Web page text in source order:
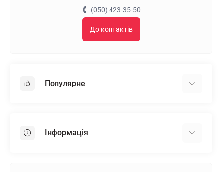
(050) 423-35-50
До контактів
Популярне
Пінопласт
Інформація